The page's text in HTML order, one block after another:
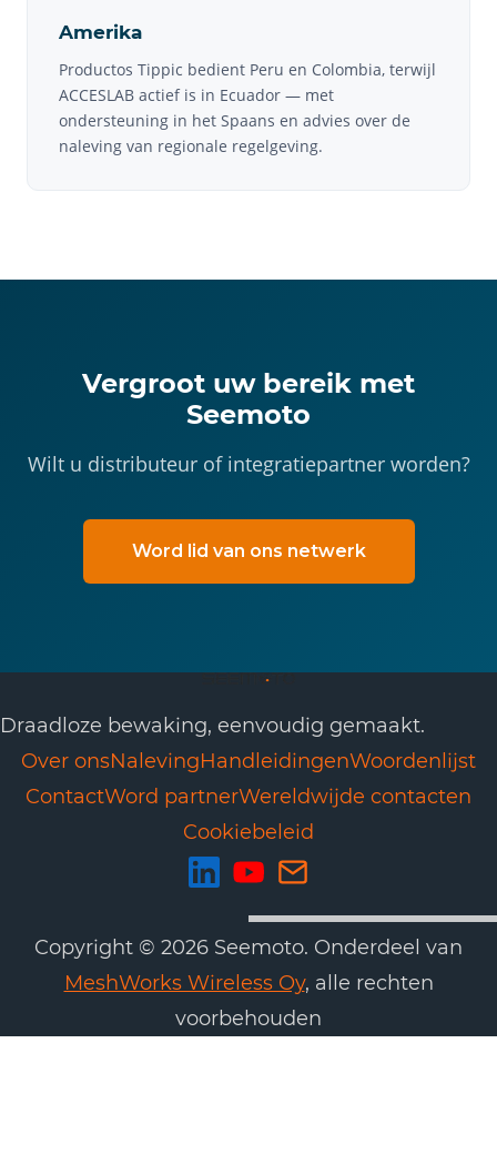
Amerika
Productos Tippic bedient Peru en Colombia, terwijl
ACCESLAB actief is in Ecuador — met
ondersteuning in het Spaans en advies over de
naleving van regionale regelgeving.
Vergroot uw bereik met
Seemoto
Wilt u distributeur of integratiepartner worden?
Word lid van ons netwerk
Draadloze bewaking, eenvoudig gemaakt.
Over onsNalevingHandleidingenWoordenlijst
ContactWord partnerWereldwijde contacten
Cookiebeleid
Copyright © 2026 Seemoto. Onderdeel van
MeshWorks Wireless Oy, alle rechten
voorbehouden